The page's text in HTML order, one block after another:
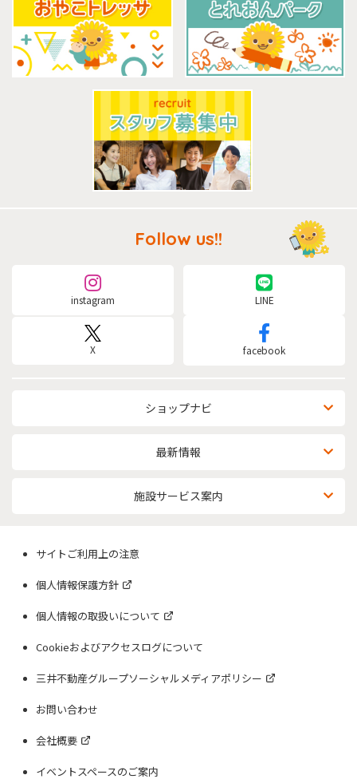
ショップナビ
最新情報
施設サービス案内
Follow us!!
instagram LINE
X facebook
サイトご利用上の注意
個人情報保護方針
個人情報の取扱いについて
Cookieおよびアクセスログについて
三井不動産グループソーシャルメディアポリシー
お問い合わせ
会社概要
イベントスペースのご案内